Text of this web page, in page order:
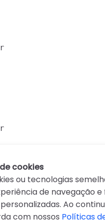
cookies
ou tecnologias
de navegação
Ao
com nossos Políticas